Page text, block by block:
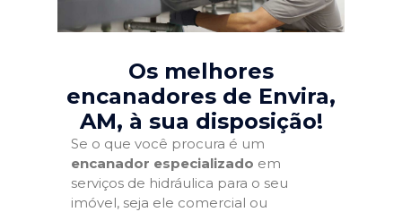
Os melhores
encanadores de Envira,
AM, à sua disposição!
Se o que você procura é um
encanador especializado em
serviços de hidráulica para o seu
imóvel, seja ele comercial ou